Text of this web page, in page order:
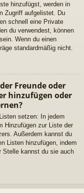
hinzufügst, werden in
Zugriff aufgelistet. Du
schnell eine Private
du verwendest, können
Wenn du einen
standardmäßig nicht.
Freunde oder
hinzufügen oder
setzen: In jedem
Hinzufügen zur Liste der
Außerdem kannst du
Listen hinzufügen, indem
Stelle kannst du sie auch